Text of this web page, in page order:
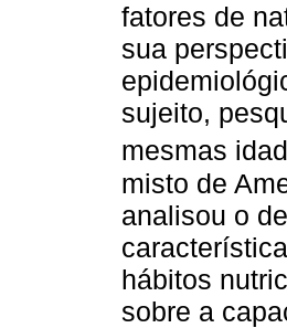
fatores de
sua
sujeito,
mesmas
misto de
analisou o
hábitos
sobre a